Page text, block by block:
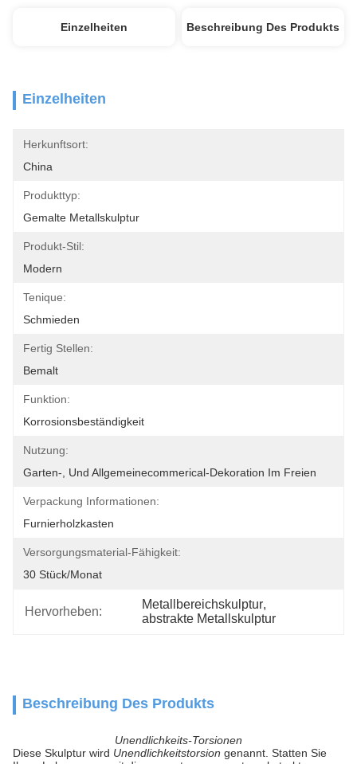
Einzelheiten Beschreibung Des Produkts
Einzelheiten
Herkunftsort:
China
Produkttyp:
Gemalte Metallskulptur
Produkt-Stil:
Modern
Tenique:
Schmieden
Fertig Stellen:
Bemalt
Funktion:
Korrosionsbeständigkeit
Nutzung:
Garten-, Und Allgemeinecommerical-Dekoration Im Freien
Verpackung Informationen:
Furnierholzkasten
Versorgungsmaterial-Fähigkeit:
30 Stück/Monat
Hervorheben:
Metallbereichskulptur,
abstrakte Metallskulptur
Beschreibung Des Produkts
Unendlichkeits-Torsionen
Diese Skulptur wird Unendlichkeitstorsion genannt. Statten Sie